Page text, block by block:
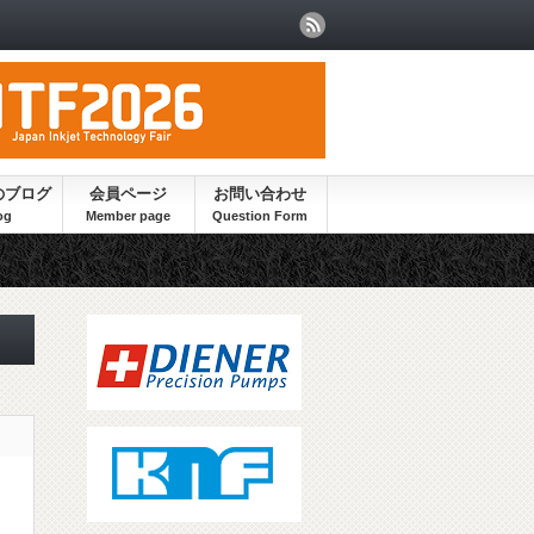
ブログ 会員ページ お問い合わせ